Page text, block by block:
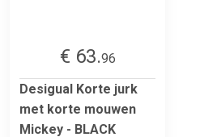
€ 63.96
Desigual Korte jurk
met korte mouwen
Mickey - BLACK